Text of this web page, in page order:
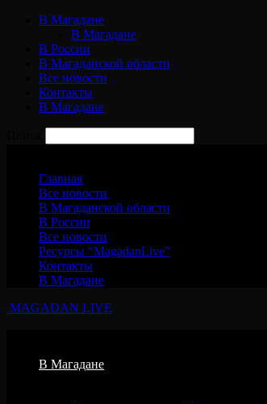
В Магадане
В Магадане
В России
В Магаданской области
Все новости
Контакты
В Магадане
Главная
Все новости
В Магаданской области
В России
Все новости
Ресурсы “MagadanLive”
Контакты
В Магадане
MAGADAN LIVE
В Магадане